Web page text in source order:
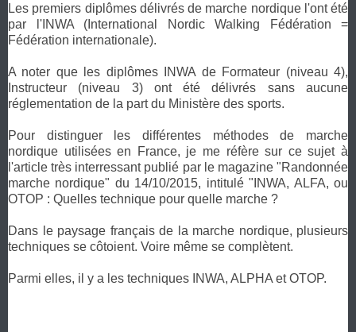
Les premiers diplômes délivrés de marche nordique l'ont été
par l'INWA (International Nordic Walking Fédération =
Fédération internationale).
A noter que les diplômes INWA de Formateur (niveau 4),
Instructeur (niveau 3) ont été délivrés sans aucune
réglementation de la part du Ministère des sports.
Pour distinguer les différentes méthodes de marche
nordique utilisées en France, je me réfère sur ce sujet à
l'article très interressant publié par le magazine "Randonnée
marche nordique" du 14/10/2015, intitulé "INWA, ALFA, ou
OTOP : Quelles technique pour quelle marche ?
Dans le paysage français de la marche nordique, plusieurs
techniques se côtoient. Voire même se complètent.
Parmi elles, il y a les techniques INWA, ALPHA et OTOP.